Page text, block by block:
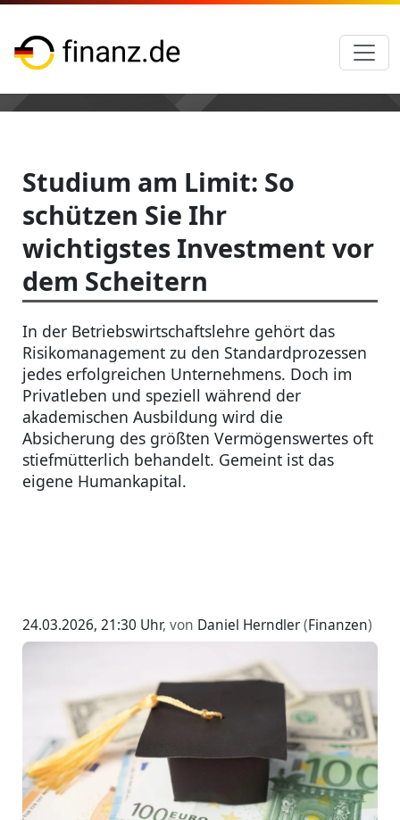
Studium am Limit: So
schützen Sie Ihr
wichtigstes Investment vor
dem Scheitern
In der Betriebswirtschaftslehre gehört das
Risikomanagement zu den Standardprozessen
jedes erfolgreichen Unternehmens. Doch im
Privatleben und speziell während der
akademischen Ausbildung wird die
Absicherung des größten Vermögenswertes oft
stiefmütterlich behandelt. Gemeint ist das
eigene Humankapital.
24.03.2026, 21:30 Uhr, von Daniel Herndler(Finanzen)